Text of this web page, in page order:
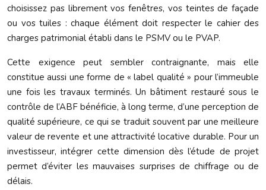
choisissez pas librement vos fenêtres, vos teintes de façade
ou vos tuiles : chaque élément doit respecter le cahier des
charges patrimonial établi dans le PSMV ou le PVAP.
Cette exigence peut sembler contraignante, mais elle
constitue aussi une forme de « label qualité » pour l’immeuble
une fois les travaux terminés. Un bâtiment restauré sous le
contrôle de l’ABF bénéficie, à long terme, d’une perception de
qualité supérieure, ce qui se traduit souvent par une meilleure
valeur de revente et une attractivité locative durable. Pour un
investisseur, intégrer cette dimension dès l’étude de projet
permet d’éviter les mauvaises surprises de chiffrage ou de
délais.